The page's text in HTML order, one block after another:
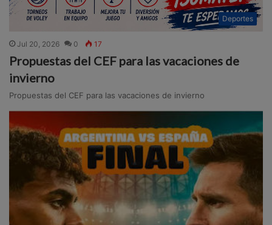
Deportes
Jul 20, 2026 0 17
Propuestas del CEF para las vacaciones de
invierno
Propuestas del CEF para las vacaciones de invierno